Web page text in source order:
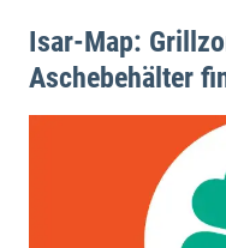
Isar-Map:
Aschebehälter